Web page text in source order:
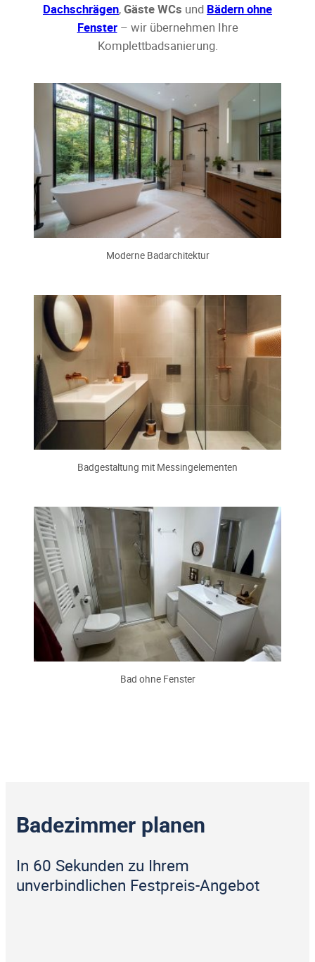
Dachschrägen,Gäste WCs und Bädern ohne
Fenster– wir übernehmen Ihre
Komplettbadsanierung.
Moderne Badarchitektur
Badgestaltung mit Messingelementen
Bad ohne Fenster
Badezimmer planen
In 60 Sekunden zu Ihrem
unverbindlichen Festpreis-Angebot